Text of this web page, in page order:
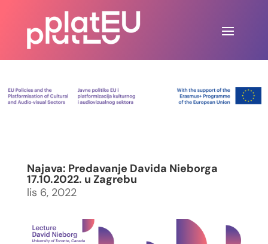
Najava: Predavanje Davida Nieborga
17.10.2022. u Zagrebu
lis 6, 2022